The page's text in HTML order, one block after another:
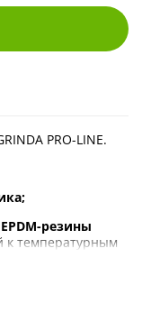
PRO-LINE.
резины
к температурным